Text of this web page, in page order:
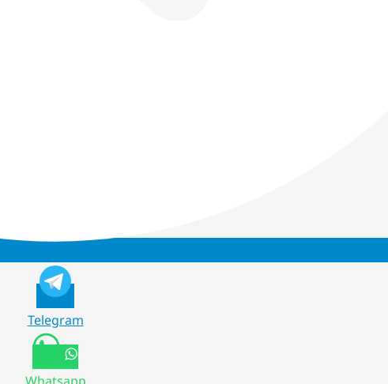
Telegram